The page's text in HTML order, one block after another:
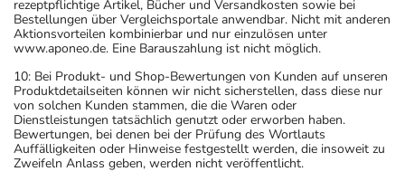
rezeptpflichtige Artikel, Bücher und Versandkosten sowie bei
Bestellungen über Vergleichsportale anwendbar. Nicht mit anderen
Aktionsvorteilen kombinierbar und nur einzulösen unter
www.aponeo.de. Eine Barauszahlung ist nicht möglich.
10: Bei Produkt- und Shop-Bewertungen von Kunden auf unseren
Produktdetailseiten können wir nicht sicherstellen, dass diese nur
von solchen Kunden stammen, die die Waren oder
Dienstleistungen tatsächlich genutzt oder erworben haben.
Bewertungen, bei denen bei der Prüfung des Wortlauts
Auffälligkeiten oder Hinweise festgestellt werden, die insoweit zu
Zweifeln Anlass geben, werden nicht veröffentlicht.